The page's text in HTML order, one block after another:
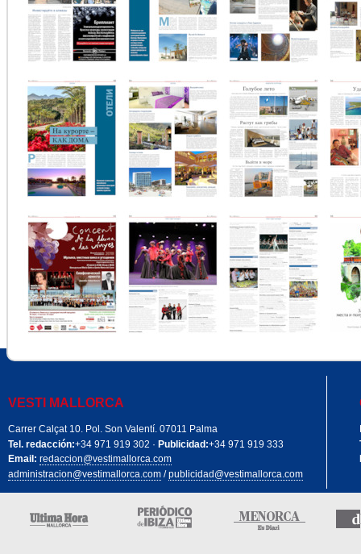
VESTI MALLORCA
Carrer Calçat 10. Pol. Son Valentí. 07011 Palma
Tel. redacción:+34 971 919 302 · Publicidad:+34 971 919 333
Email: redaccion@vestimallorca.com
administracion@vestimallorca.com/publicidad@vestimallorca.com
Edición Mallorca Periódico de Ibiza